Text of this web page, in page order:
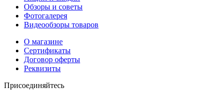
Обзоры и советы
Фотогалерея
Видеообзоры товаров
О магазине
Сертификаты
Договор оферты
Реквизиты
Присоединяйтесь